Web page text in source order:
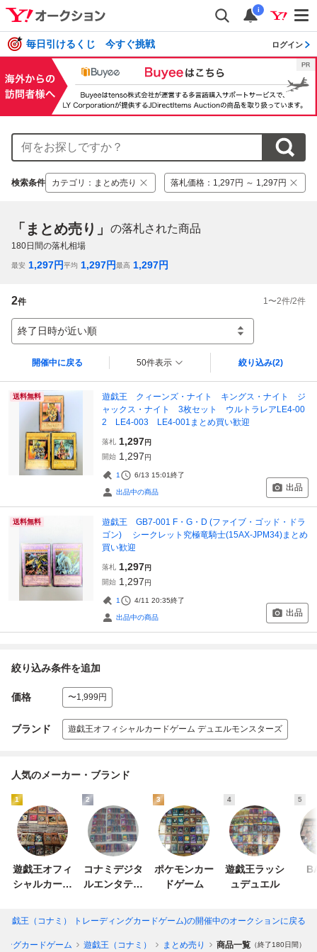
i
毎日引けるくじ 今すぐ挑戦 ログイン
検索条件 カテゴリ ： まとめ売り 落札価格 ： 1,297円 ～ 1,297円
「まとめ売り」 の落札された商品
180日間の落札相場
最安 1,297円平均 1,297円最高 1,297円
2件 1 〜2件/2件
終了日時が近い順
開催中に戻る 50件表示 絞り込み(2)
送料無料
遊戯王 クィーンズ・ナイト キングス・ナイト ジ
ャックス・ナイト 3枚セット ウルトラレアLE4-00
2 LE4-003 LE4-001まとめ買い歓迎
落札 1,297円
開始 1,297円
1 6/13 15:01終了
出品中の商品 出品
送料無料
遊戯王 GB7-001 F・G・D (ファイブ・ゴッド・ドラ
ゴン) シークレット究極竜騎士(15AX-JPM34)まとめ
買い歓迎
落札 1,297円
開始 1,297円
1 4/11 20:35終了
出品中の商品 出品
絞り込み条件を追加
価格 〜1,999円
ブランド 遊戯王オフィシャルカードゲーム デュエルモンスターズ
人気のメーカー・ブランド
1
遊戯王オフィ
シャルカード
2
コナミデジタ
ルエンタテイ
3
ポケモンカー
ドゲーム
4
遊戯王ラッシ
ュデュエル
5
遊戯王（コナミ） トレーディングカードゲーム)の開催中のオークションに戻る
ングカードゲーム 遊戯王（コナミ） まとめ売り 商品一覧 （終了180日間）